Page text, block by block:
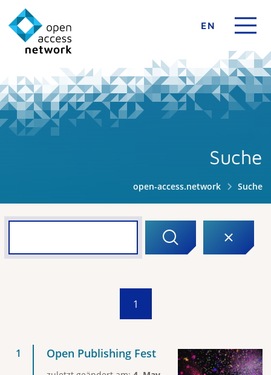
EN
Suche
open-access.network Suche
1
Open Publishing Fest